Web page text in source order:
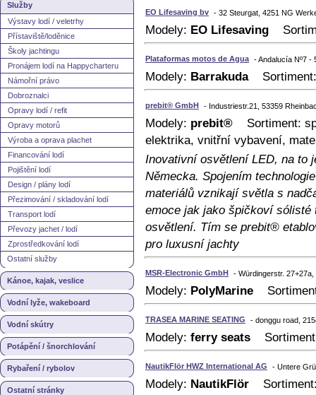
Služby
Výstavy lodí / veletrhy
Přístaviště/loděnice
Školy jachtingu
Pronájem lodí na Happycharteru
Námořní právo
Dobroznalci
Opravy lodí / refit
Opravy motorů
Výroba a oprava plachet
Financování lodí
Pojištění lodí
Design / plány lodí
Přezimování / skladování lodí
Transport lodí
Převozy jachet / lodí
Zprostředkování lodí
Ostatní služby
Kánoe, kajak, veslice
Vodní lyže, wakeboard
Vodní skútry
Potápění / šnorchlování
Rybaření / rybolov
Ostatní stránky
EO Lifesaving bv - 32 Steurgat, 4251 NG
Modely: EO Lifesaving
Plataformas motos de Agua - Andalucía Nº7 -
Modely: BarrakudaSortiment:
prebit® GmbH - Industriestr.21, 53359
Modely: prebit® Sortiment:
elektrika, vnitřní vybavení,
Inovativní osvětlení LED, na to
Německa. Spojením
materiálů vznikají světla s
emoce jak jako špičkoví
osvětlení. Tím se prebit®
pro luxusní jachty
MSR-Electronic GmbH - Würdingerstr.
Modely: PolyMarine
TRASEA MARINE SEATING - donggu road,
Modely: ferry seats
NautikFlör HWZ International AG - Untere
Modely: NautikFlör